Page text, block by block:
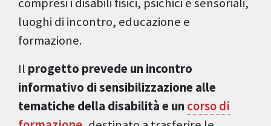
compresi i disabili fisici, psichici e sensoriali,
luoghi di incontro, educazione e
formazione.
Il progetto prevede un incontro
informativo di sensibilizzazione alle
tematiche della disabilità e uncorso di